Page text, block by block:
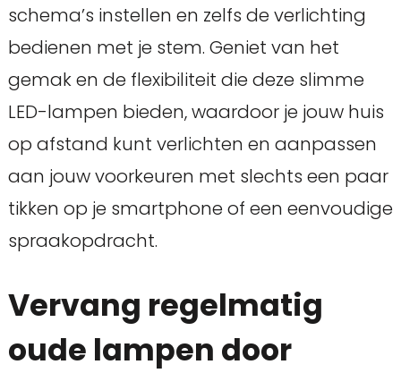
schema’s instellen en zelfs de verlichting
bedienen met je stem. Geniet van het
gemak en de flexibiliteit die deze slimme
LED-lampen bieden, waardoor je jouw huis
op afstand kunt verlichten en aanpassen
aan jouw voorkeuren met slechts een paar
tikken op je smartphone of een eenvoudige
spraakopdracht.
Vervang regelmatig
oude lampen door